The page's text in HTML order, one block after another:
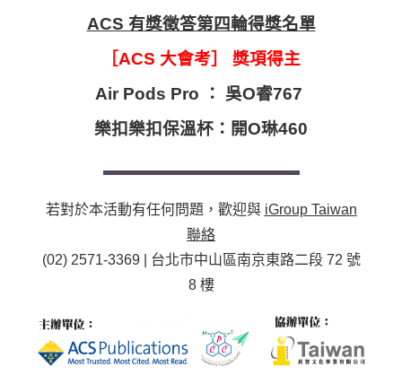
ACS 有獎徵答第四輪得獎名單
［ACS 大會考］ 獎項得主
Air Pods Pro ： 吳O睿767
樂扣樂扣保溫杯：開O琳460
若對於本活動有任何問題，歡迎與 iGroup Taiwan
聯絡
(02) 2571-3369 | 台北市中山區南京東路二段 72 號
8 樓